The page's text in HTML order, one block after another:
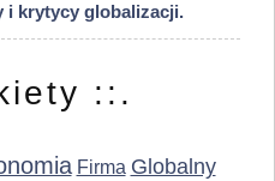
i krytycy globalizacji.
::.
Firma Globalny